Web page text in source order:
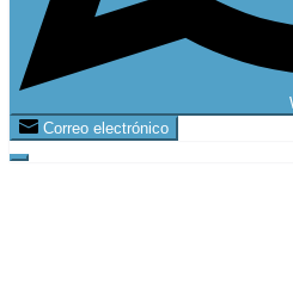
Correo electrónico